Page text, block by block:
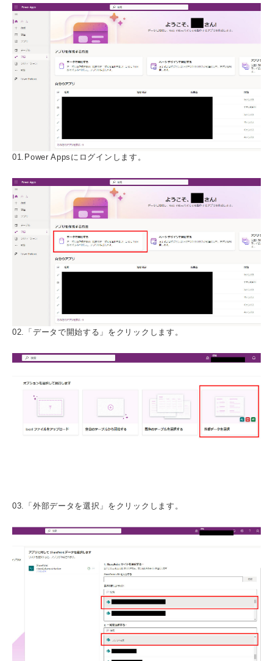
01.Power Appsにログインします。
02.「データで開始する」をクリックします。
03.「外部データを選択」をクリックします。